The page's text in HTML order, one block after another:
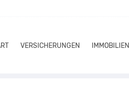
VERSICHERUNGEN IMMOBILIEN